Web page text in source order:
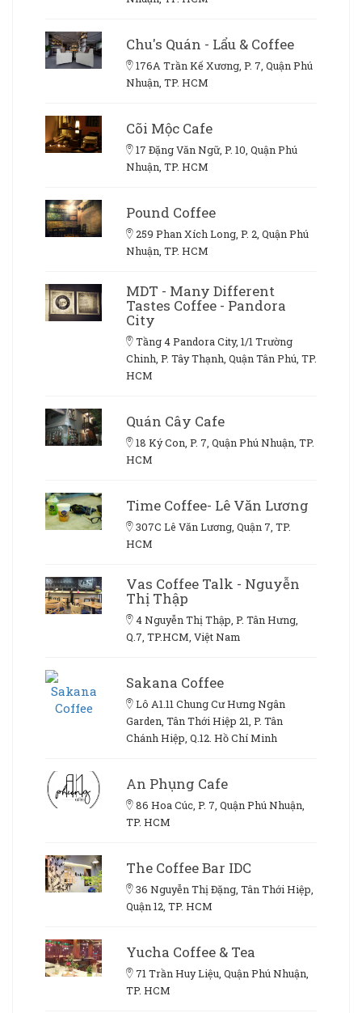
Chu's Quán - Lẩu & Coffee
176A Trần Kế Xương, P. 7, Quận Phú
Nhuận, TP. HCM
Cõi Mộc Cafe
17 Đặng Văn Ngữ, P. 10, Quận Phú
Nhuận, TP. HCM
Pound Coffee
259 Phan Xích Long, P. 2, Quận Phú
Nhuận, TP. HCM
MDT - Many Different
Tastes Coffee - Pandora
City
Tầng 4 Pandora City, 1/1 Trường
Chinh, P. Tây Thạnh, Quận Tân Phú, TP.
HCM
Quán Cây Cafe
18 Ký Con, P. 7, Quận Phú Nhuận, TP.
HCM
Time Coffee- Lê Văn Lương
307C Lê Văn Lương, Quận 7, TP.
HCM
Vas Coffee Talk - Nguyễn
Thị Thập
4 Nguyễn Thị Thập, P. Tân Hưng,
Q.7, TP.HCM, Việt Nam
Sakana Coffee
Lô A1.11 Chung Cư Hưng Ngân
Garden, Tân Thới Hiệp 21, P. Tân
Chánh Hiệp, Q.12. Hồ Chí Minh
An Phụng Cafe
86 Hoa Cúc, P. 7, Quận Phú Nhuận,
TP. HCM
The Coffee Bar IDC
36 Nguyễn Thị Đặng, Tân Thới Hiệp,
Quận 12, TP. HCM
Yucha Coffee & Tea
71 Trần Huy Liệu, Quận Phú Nhuận,
TP. HCM